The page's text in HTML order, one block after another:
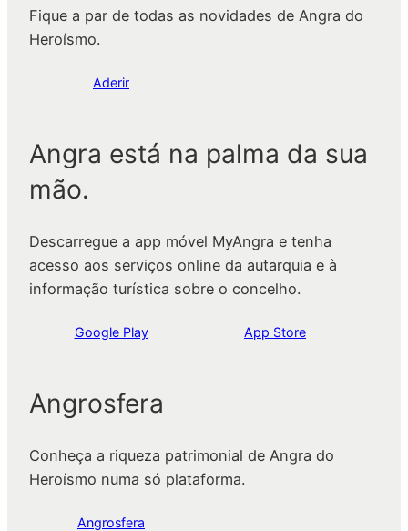
Fique a par de todas as novidades de Angra do
Heroísmo.
Aderir
Angra está na palma da sua
mão.
Descarregue a app móvel MyAngra e tenha
acesso aos serviços online da autarquia e à
informação turística sobre o concelho.
Google Play App Store
Angrosfera
Conheça a riqueza patrimonial de Angra do
Heroísmo numa só plataforma.
Angrosfera